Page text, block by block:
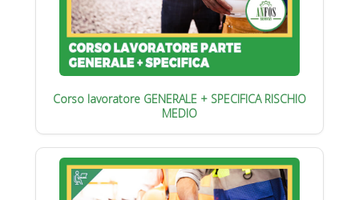
Corso lavoratore GENERALE + SPECIFICA RISCHIO
MEDIO